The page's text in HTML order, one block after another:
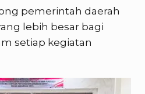
pemerintah daerah
lebih besar bagi
setiap kegiatan